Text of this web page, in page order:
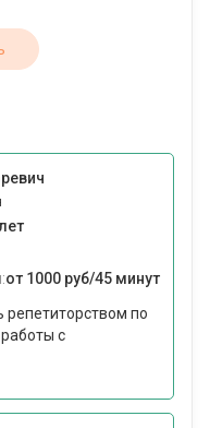
от 1000 руб/45 минут
репетиторством по
с